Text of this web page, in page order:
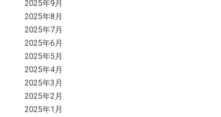
2025年9月
2025年8月
2025年7月
2025年6月
2025年5月
2025年4月
2025年3月
2025年2月
2025年1月